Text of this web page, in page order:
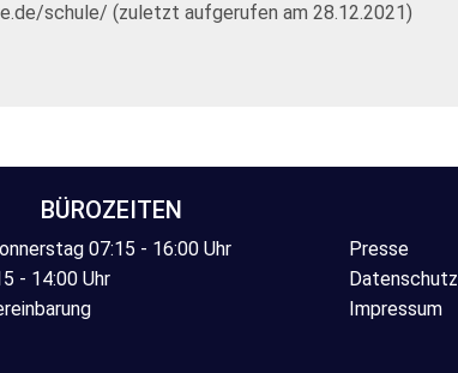
schule/ (zuletzt aufgerufen am 28.12.2021)
BÜROZEITEN
07:15 - 16:00 Uhr
- 14:00 Uhr
Presse
Datenschutz
Impressum